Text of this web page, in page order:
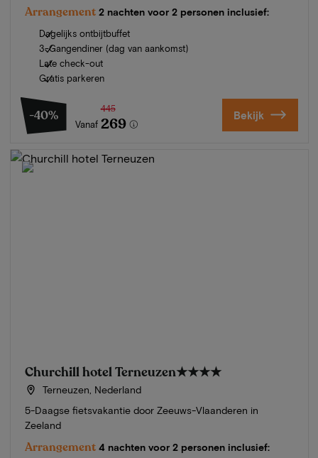
Arrangement 2 nachten voor 2 personen inclusief:
Dagelijks ontbijtbuffet
3-Gangendiner (dag van aankomst)
Late check-out
Gratis parkeren
-40%
Vanaf
445
269 Bekijk
Churchill hotel Terneuzen★★★★
Terneuzen, Nederland
5-Daagse fietsvakantie door Zeeuws-Vlaanderen in
Zeeland
Arrangement 4 nachten voor 2 personen inclusief: